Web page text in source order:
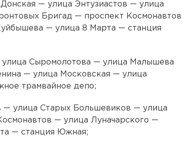
— улица Энтузиастов — улица
Бригад — проспект Космонавтов
— улица 8 Марта — станция
Сыромолотова — улица Малышева
— улица Московская — улица
трамвайное депо;
улица Старых Большевиков — улица
— улица Луначарского —
— станция Южная;